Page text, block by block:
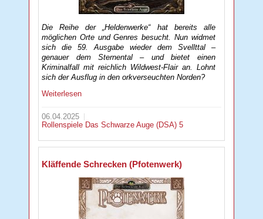
Die Reihe der „Heldenwerke“ hat bereits alle
möglichen Orte und Genres besucht. Nun widmet
sich die 59. Ausgabe wieder dem Svellttal –
genauer dem Sternental – und bietet einen
Kriminalfall mit reichlich Wildwest-Flair an. Lohnt
sich der Ausflug in den orkverseuchten Norden?
Weiterlesen
06.04.2025
Rollenspiele Das Schwarze Auge (DSA) 5
Kläffende Schrecken (Pfotenwerk)